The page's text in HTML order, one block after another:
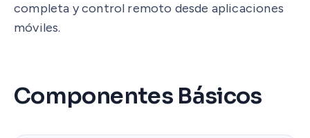
completa y control remoto desde aplicaciones
móviles.
Componentes Básicos